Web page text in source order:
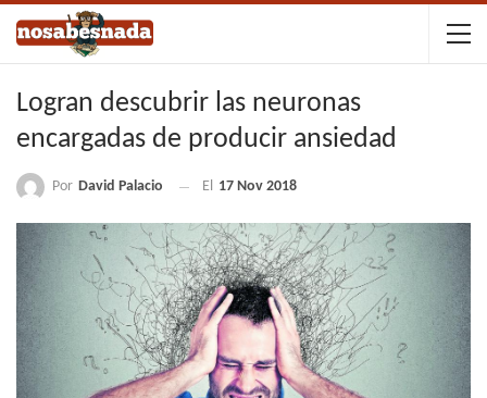
Logran descubrir las neuronas
encargadas de producir ansiedad
Por David Palacio El 17 Nov 2018